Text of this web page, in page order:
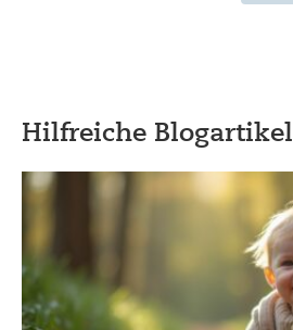
Hilfreiche Blogartikel